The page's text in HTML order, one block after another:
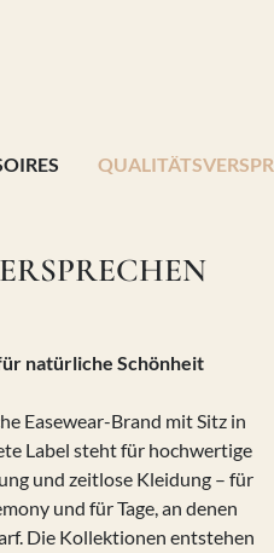
natürliche Schönheit
Easewear-Brand mit Sitz in
Label steht für hochwertige
und zeitlose Kleidung – für
und für Tage, an denen
Die Kollektionen entstehen